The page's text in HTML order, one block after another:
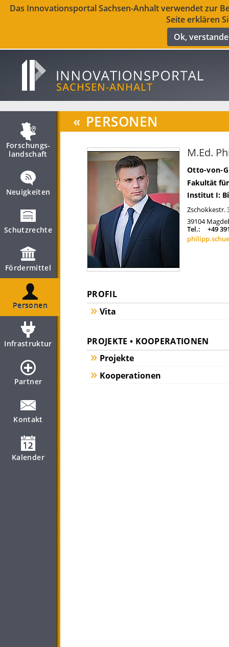
Das Innovationsportal Sachsen-Anhalt verwendet zur
Seite erklären
Ok,
Forschungs­
landschaft
Neuigkeiten
Schutzrechte
Fördermittel
Personen
Infrastruktur
Partner
Kontakt
Kalender
« PERSONEN
M.Ed.
Otto-von-
Fakultät
Institut I:
Zschokkestr.
39104
Tel.:
+49
PROFIL
Vita
PROJEKTE • KOOPERATIONEN
Projekte
Kooperationen